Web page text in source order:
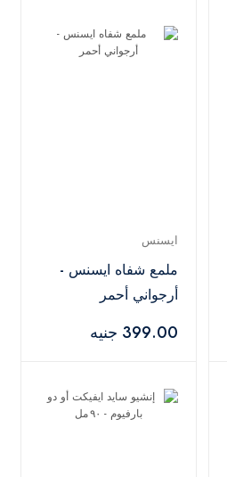
ايسنس
ملمع شفاه ايسنس -
أرجواني أحمر
399.00 جنيه